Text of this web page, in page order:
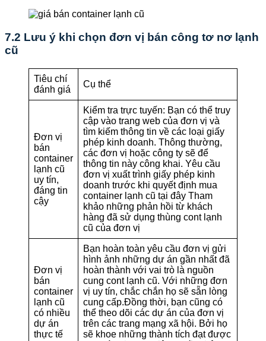
7.2 Lưu ý khi chọn đơn vị bán công tơ nơ lạnh
cũ
Tiêu chí
đánh giá
Cụ thể
Đơn vị
bán
container
lạnh cũ
uy tín,
đáng tin
cậy
Kiểm tra trực tuyến: Bạn có thể truy
cập vào trang web của đơn vị và
tìm kiếm thông tin về các loại giấy
phép kinh doanh. Thông thường,
các đơn vị hoặc công ty sẽ để
thông tin này công khai. Yêu cầu
đơn vị xuất trình giấy phép kinh
doanh trước khi quyết định mua
container lạnh cũ tại đây Tham
khảo những phản hồi từ khách
hàng đã sử dụng thùng cont lạnh
cũ của đơn vị
Đơn vị
bán
container
lạnh cũ
có nhiều
dự án
thực tế
Bạn hoàn toàn yêu cầu đơn vị gửi
hình ảnh những dự án gần nhất đã
hoàn thành với vai trò là nguồn
cung cont lạnh cũ. Với những đơn
vị uy tín, chắc chắn họ sẽ sẵn lòng
cung cấp.Đồng thời, bạn cũng có
thể theo dõi các dự án của đơn vị
trên các trang mạng xã hội. Bởi họ
sẽ khoe những thành tích đạt được